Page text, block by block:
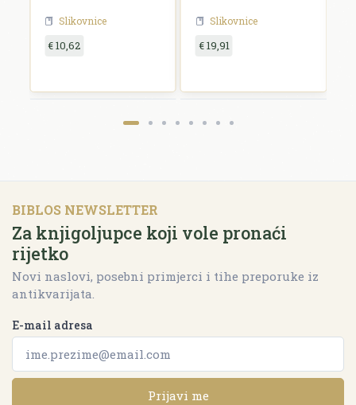
Slikovnice
€ 10,62
Slikovnice
€ 19,91
BIBLOS NEWSLETTER
Za knjigoljupce koji vole pronaći
rijetko
Novi naslovi, posebni primjerci i tihe preporuke iz
antikvarijata.
E-mail adresa
Prijavi me